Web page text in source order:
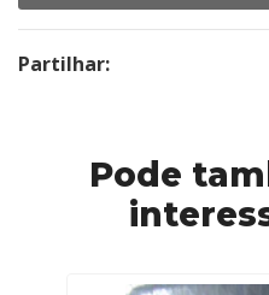
Partilhar:
Pode